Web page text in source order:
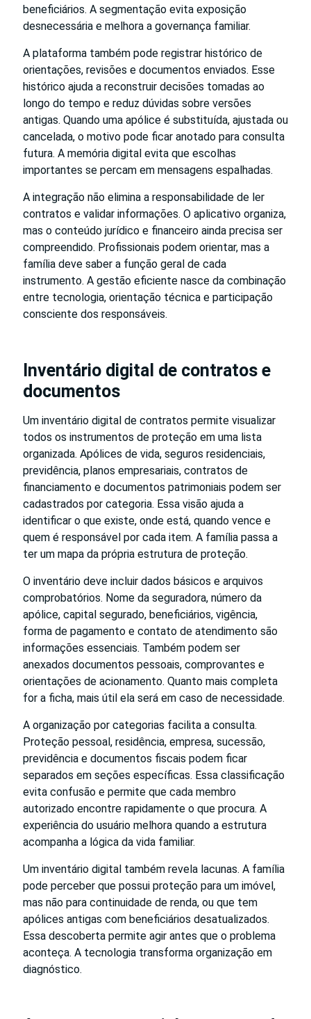
beneficiários. A segmentação evita exposição
desnecessária e melhora a governança familiar.
A plataforma também pode registrar histórico de
orientações, revisões e documentos enviados. Esse
histórico ajuda a reconstruir decisões tomadas ao
longo do tempo e reduz dúvidas sobre versões
antigas. Quando uma apólice é substituída, ajustada ou
cancelada, o motivo pode ficar anotado para consulta
futura. A memória digital evita que escolhas
importantes se percam em mensagens espalhadas.
A integração não elimina a responsabilidade de ler
contratos e validar informações. O aplicativo organiza,
mas o conteúdo jurídico e financeiro ainda precisa ser
compreendido. Profissionais podem orientar, mas a
família deve saber a função geral de cada
instrumento. A gestão eficiente nasce da combinação
entre tecnologia, orientação técnica e participação
consciente dos responsáveis.
Inventário digital de contratos e
documentos
Um inventário digital de contratos permite visualizar
todos os instrumentos de proteção em uma lista
organizada. Apólices de vida, seguros residenciais,
previdência, planos empresariais, contratos de
financiamento e documentos patrimoniais podem ser
cadastrados por categoria. Essa visão ajuda a
identificar o que existe, onde está, quando vence e
quem é responsável por cada item. A família passa a
ter um mapa da própria estrutura de proteção.
O inventário deve incluir dados básicos e arquivos
comprobatórios. Nome da seguradora, número da
apólice, capital segurado, beneficiários, vigência,
forma de pagamento e contato de atendimento são
informações essenciais. Também podem ser
anexados documentos pessoais, comprovantes e
orientações de acionamento. Quanto mais completa
for a ficha, mais útil ela será em caso de necessidade.
A organização por categorias facilita a consulta.
Proteção pessoal, residência, empresa, sucessão,
previdência e documentos fiscais podem ficar
separados em seções específicas. Essa classificação
evita confusão e permite que cada membro
autorizado encontre rapidamente o que procura. A
experiência do usuário melhora quando a estrutura
acompanha a lógica da vida familiar.
Um inventário digital também revela lacunas. A família
pode perceber que possui proteção para um imóvel,
mas não para continuidade de renda, ou que tem
apólices antigas com beneficiários desatualizados.
Essa descoberta permite agir antes que o problema
aconteça. A tecnologia transforma organização em
diagnóstico.